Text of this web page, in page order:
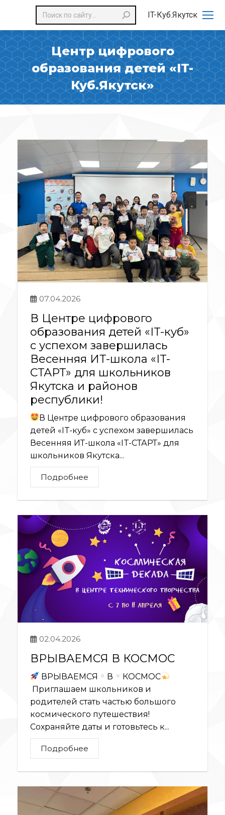
IT-Куб.Якутск
Поиск:
Центр цифрового
образования детей «IT-
Куб.Якутск»
07.04.2026
В Центре цифрового
образования детей «IT-куб»
с успехом завершилась
Весенняя ИТ-школа «IT-
СТАРТ» для школьников
Якутска и районов
республики!
В Центре цифрового образования
детей «IT-куб» с успехом завершилась
Весенняя ИТ-школа «IT-СТАРТ» для
школьников Якутска...
Подробнее
02.04.2026
ВРЫВАЕМСЯ В КОСМОС
ВРЫВАЕМСЯ В
КОСМОС
Приглашаем школьников и
родителей стать частью большого
космического путешествия!
Сохраняйте даты и готовьтесь к...
Подробнее